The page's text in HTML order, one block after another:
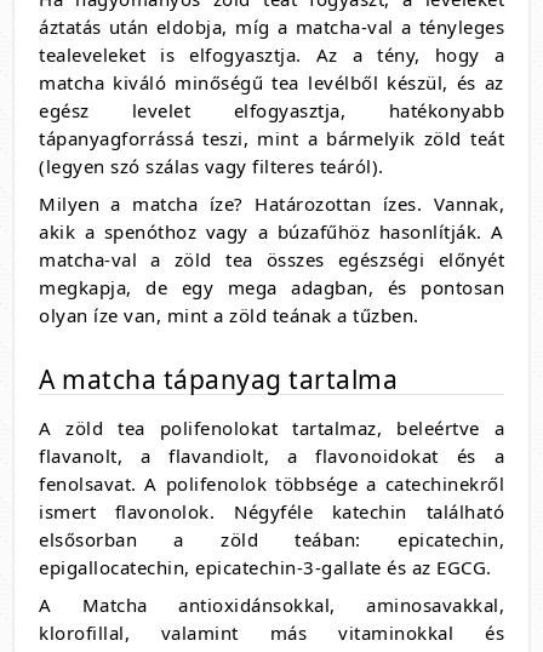
áztatás után eldobja, míg a matcha-val a tényleges
tealeveleket is elfogyasztja. Az a tény, hogy a
matcha kiváló minőségű tea levélből készül, és az
egész levelet elfogyasztja, hatékonyabb
tápanyagforrássá teszi, mint a bármelyik zöld teát
(legyen szó szálas vagy filteres teáról).
Milyen a matcha íze? Határozottan ízes. Vannak,
akik a spenóthoz vagy a búzafűhöz hasonlítják. A
matcha-val a zöld tea összes egészségi előnyét
megkapja, de egy mega adagban, és pontosan
olyan íze van, mint a zöld teának a tűzben.
A matcha tápanyag tartalma
A zöld tea polifenolokat tartalmaz, beleértve a
flavanolt, a flavandiolt, a flavonoidokat és a
fenolsavat. A polifenolok többsége a catechinekről
ismert flavonolok. Négyféle katechin található
elsősorban a zöld teában: epicatechin,
epigallocatechin, epicatechin-3-gallate és az EGCG.
A Matcha antioxidánsokkal, aminosavakkal,
klorofillal, valamint más vitaminokkal és